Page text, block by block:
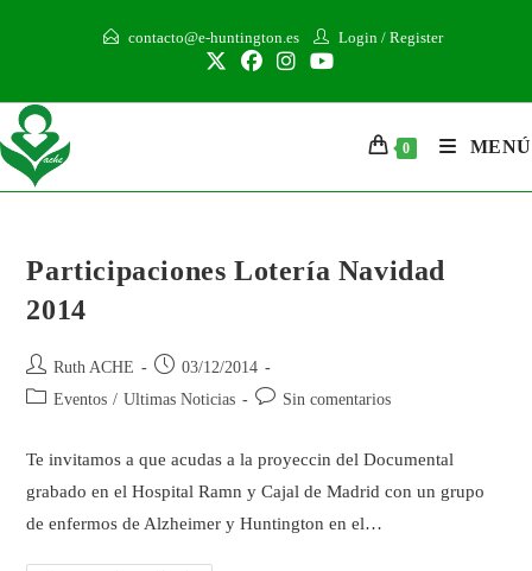
contacto@e-huntington.es Login / Register
0 MENÚ
Participaciones Lotería Navidad
2014
Ruth ACHE
03/12/2014
Eventos / Ultimas Noticias Sin comentarios
Te invitamos a que acudas a la proyeccin del Documental
grabado en el Hospital Ramn y Cajal de Madrid con un grupo
de enfermos de Alzheimer y Huntington en el…